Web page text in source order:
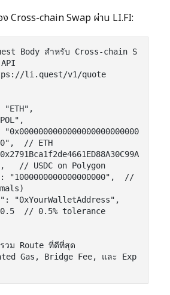
ง Cross-chain Swap ผ่าน LI.FI:
Body สำหรับ Cross-chain S
li.quest/v1/quote
// ETH
// USDC on Polygon
วม Route ที่ดีที่สุด
Gas, Bridge Fee, และ Exp